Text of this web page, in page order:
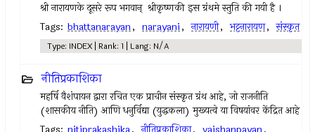
श्री नारायणके दूसरे रूप भगवान् ‍ श्रीकृष्णकी इस ग्रंथमे स्तुति की गयी है ।
Tags: bhattanarayan, narayani, नारायणी, भट्टनारायण, संस्कृत
Type: INDEX | Rank: 1 | Lang: N/A
नीतिप्रकाशिका
महर्षि वैशंपायन द्वारा रचित एक प्राचीन संस्कृत ग्रंथ आहे, जो राजनीति
(शासकीय नीति) आणि धनुर्विद्या (युद्धकला) मुख्यत्वे या विषयांवर केंद्रित आहे